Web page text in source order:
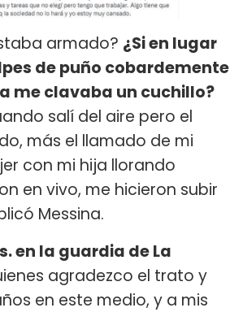
armado? ¿Si en lugar
de puño cobardemente
me clavaba un cuchillo?
salí del aire pero el
más el llamado de mi
con mi hija llorando
en vivo, me hicieron subir
Messina.
en la guardia de La
agradezco el trato y
en este medio, y a mis